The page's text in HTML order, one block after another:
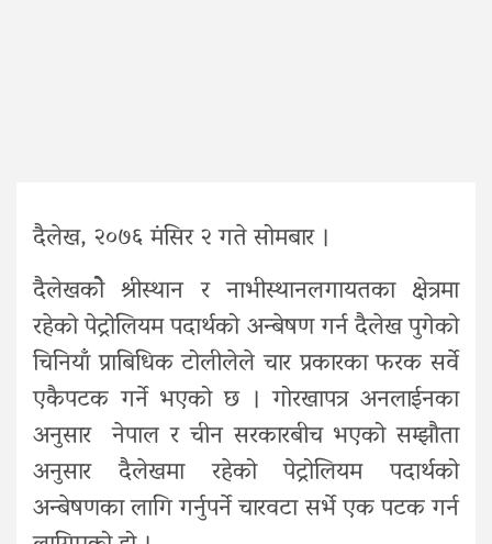
दैलेख, २०७६ मंसिर २ गते सोमबार ।
दैलेखकोे श्रीस्थान र नाभीस्थानलगायतका क्षेत्रमा
रहेको पेट्रोलियम पदार्थको अन्बेषण गर्न दैलेख पुगेको
चिनियाँ प्राबिधिक टोलीलेले चार प्रकारका फरक सर्वे
एकैपटक गर्ने भएको छ । गोरखापत्र अनलाईनका
अनुसार नेपाल र चीन सरकारबीच भएको सम्झौता
अनुसार दैलेखमा रहेको पेट्रोलियम पदार्थको
अन्बेषणका लागि गर्नुपर्ने चारवटा सर्भे एक पटक गर्न